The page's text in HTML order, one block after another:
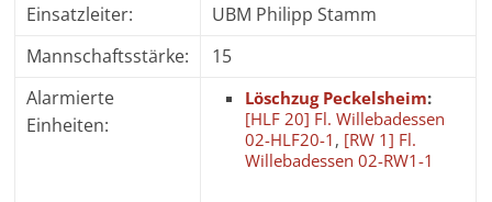
Einsatzleiter:
UBM Philipp Stamm
Mannschaftsstärke:
15
Alarmierte
Einheiten:
Löschzug Peckelsheim:
[HLF 20] Fl. Willebadessen
02-HLF20-1 , [RW 1] Fl.
Willebadessen 02-RW1-1